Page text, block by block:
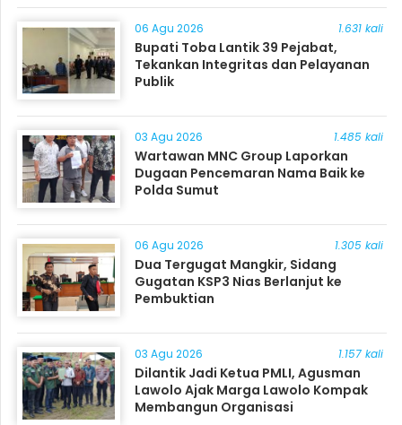
06 Agu 2026 1.631 kali
Bupati Toba Lantik 39 Pejabat,
Tekankan Integritas dan Pelayanan
Publik
03 Agu 2026 1.485 kali
Wartawan MNC Group Laporkan
Dugaan Pencemaran Nama Baik ke
Polda Sumut
06 Agu 2026 1.305 kali
Dua Tergugat Mangkir, Sidang
Gugatan KSP3 Nias Berlanjut ke
Pembuktian
03 Agu 2026 1.157 kali
Dilantik Jadi Ketua PMLI, Agusman
Lawolo Ajak Marga Lawolo Kompak
Membangun Organisasi